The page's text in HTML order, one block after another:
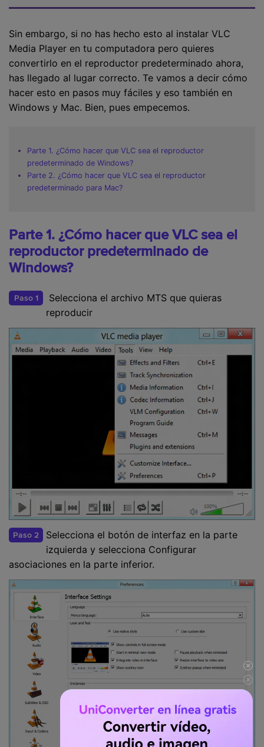
Sin embargo, si no has hecho esto al instalar VLC
Media Player en tu computadora pero quieres
convertirlo en el reproductor predeterminado ahora,
has llegado al lugar correcto. Te vamos a decir cómo
hacer esto en pasos muy fáciles y eso también en
Windows y Mac. Bien, pues empecemos.
Parte 1. ¿Cómo hacer que VLC sea el reproductor
predeterminado de Windows?
Parte 2. ¿Cómo hacer que VLC sea el reproductor
predeterminado para Mac?
Parte 1. ¿Cómo hacer que VLC sea el
reproductor predeterminado de
Windows?
Paso 1
Selecciona el archivo MTS que quieras
reproducir
Paso 2
Selecciona el botón de interfaz en la parte
izquierda y selecciona Configurar
asociaciones en la parte inferior.